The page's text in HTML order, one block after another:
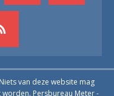
van deze website mag
Persbureau Meter -